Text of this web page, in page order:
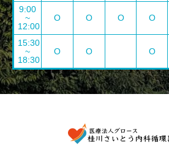
9:00
~
12:00
O O O O
15:30
~
18:30
O O O